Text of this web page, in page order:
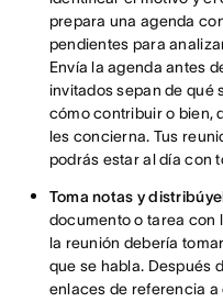
prepara una agenda
pendientes para
Envía la agenda antes
invitados sepan de qué
cómo contribuir o bien,
les concierna. Tus
podrás estar al día con
Toma notas y
documento o tarea con
la reunión debería
que se habla. Después
enlaces de referencia